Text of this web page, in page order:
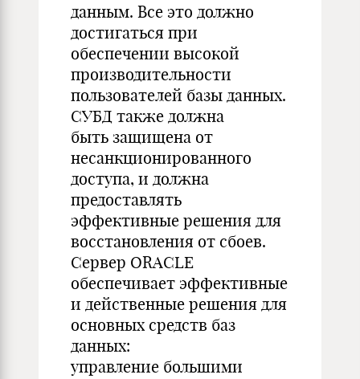
данным. Все это должно
достигаться при
обеспечении высокой
производительности
пользователей базы данных.
СУБД также должна
быть защищена от
несанкционированного
доступа, и должна
предоставлять
эффективные решения для
восстановления от сбоев.
Сервер ORACLE
обеспечивает эффективные
и действенные решения для
основных средств баз
данных:
управление большими